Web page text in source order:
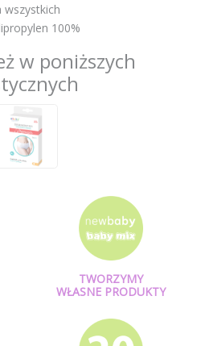
wszystkich
100%
w poniższych
TWORZYMY
WŁASNE PRODUKTY